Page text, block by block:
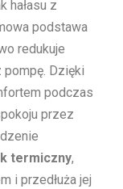
hałasu z
podstawa
redukuje
Dzięki
podczas
przez
termiczny,
i przedłuża jej